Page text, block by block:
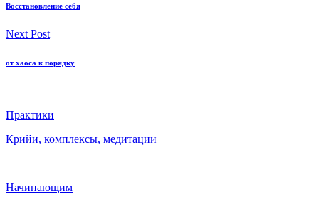
Восстановление себя
Next Post
от хаоса к порядку
Практики
Крийи, комплексы, медитации
Начинающим